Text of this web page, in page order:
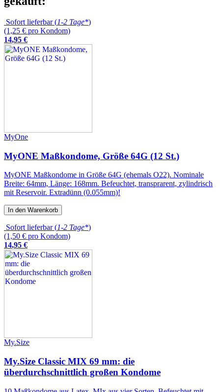
Sofort lieferbar (1-2 Tage*)
(1,25 € pro Kondom)
14,95 €
MyOne
MyONE Maßkondome, Größe 64G (12 St.)
MyONE Maßkondome in Größe 64G (ehemals O22). Nominale
Breite: 64mm, Länge: 168mm. Befeuchtet, transprarent, zylindrisch
mit Reservoir. Extradünn (0.055mm)!
In den Warenkorb
Sofort lieferbar (1-2 Tage*)
(1,50 € pro Kondom)
14,95 €
My.Size
My.Size Classic MIX 69 mm: die
überdurchschnittlich großen Kondome